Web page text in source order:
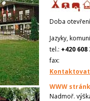
Doba
Jazyky,
tel.: +420 608
fax:
WWW
Nadmoř.